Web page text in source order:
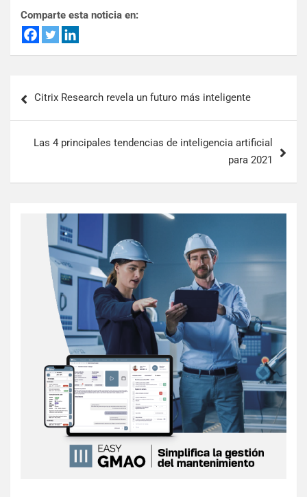
Comparte esta noticia en:
Citrix Research revela un futuro más inteligente
Las 4 principales tendencias de inteligencia artificial
para 2021